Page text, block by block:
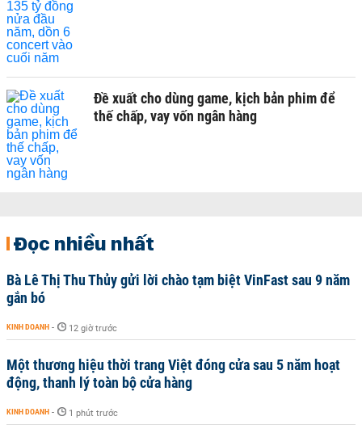
Đề xuất cho dùng game, kịch bản phim để
thế chấp, vay vốn ngân hàng
Đọc nhiều nhất
Bà Lê Thị Thu Thủy gửi lời chào tạm biệt VinFast sau 9 năm
gắn bó
KINH DOANH - 12 giờ trước
Một thương hiệu thời trang Việt đóng cửa sau 5 năm hoạt
động, thanh lý toàn bộ cửa hàng
KINH DOANH - 1 phút trước